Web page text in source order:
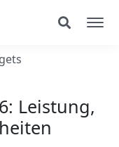
Leistung,